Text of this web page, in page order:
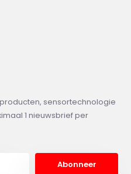
sensortechnologie
1 nieuwsbrief per
Abonneer